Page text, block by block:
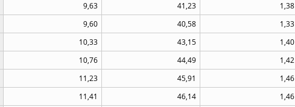
9,63 41,23 1,38
9,60 40,58 1,33
10,33 43,15 1,40
10,76 44,49 1,42
11,23 45,91 1,46
11,41 46,14 1,46